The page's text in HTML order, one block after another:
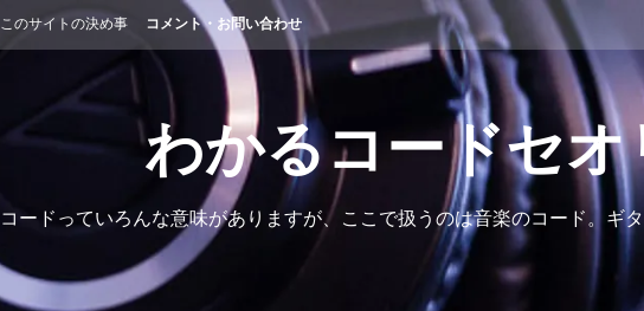
このサイトの決め事 コメント・お問い合わせ
わかるコードセオ
コードっていろんな意味がありますが、ここで扱うのは音楽のコード。ギ